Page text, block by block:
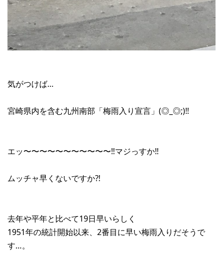
気がつけば…
宮崎県内を含む九州南部「梅雨入り宣言」(◎_◎;)‼︎
エッ〜〜〜〜〜〜〜〜〜〜〜‼︎マジっすか‼︎
ムッチャ早くないですか⁈
去年や平年と比べて19日早いらしく
1951年の統計開始以来、2番目に早い梅雨入りだそうで
す…。